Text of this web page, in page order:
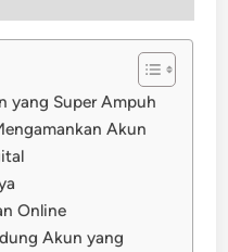
yang Super Ampuh
Akun
Online
Akun yang